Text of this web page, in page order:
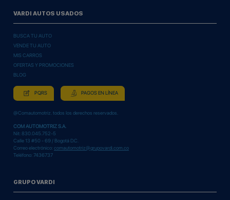
VARDI AUTOS USADOS
BUSCA TU AUTO
VENDE TU AUTO
MIS CARROS
OFERTAS Y PROMOCIONES
BLOG
PQRS PAGOS EN LÍNEA
@Comautomotriz. todos los derechos reservados.
COM AUTOMOTRIZ S.A.
Nit: 830.045.752-5
Calle 13 #50 - 69 / Bogotá D.C.
Correo electrónico: comautomotriz@grupovardi.com.co
Teléfono: 7436737
GRUPO VARDI